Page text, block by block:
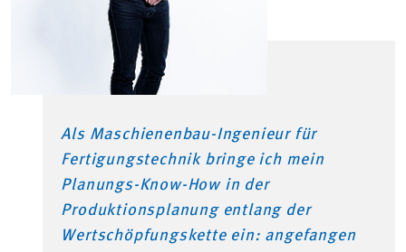
Als Maschienenbau-Ingenieur für
Fertigungstechnik bringe ich mein
Planungs-Know-How in der
Produktionsplanung entlang der
Wertschöpfungskette ein: angefangen